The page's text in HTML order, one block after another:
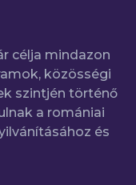
célja mindazon
közösségi
szintjén történő
a romániai
és